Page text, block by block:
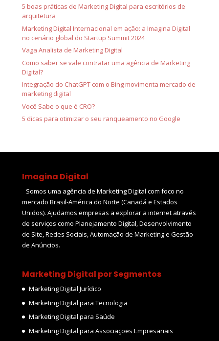
5 boas práticas de Marketing Digital para escritórios de
arquitetura
Marketing Digital Internacional em ação: a Imagina Digital
no cenário global do Startup Summit 2024
Vaga Analista de Marketing Digital
Como saber se vale contratar uma agência de Marketing
Digital?
Integração do ChatGPT com o Bing movimenta mercado de
marketing digital
Você Sabe o que é CRO?
5 dicas para otimizar o seu ranqueamento no Google
Imagina Digital
Somos uma agência de Marketing Digital com foco no
mercado Brasil-América do Norte (Canadá e Estados
Unidos). Ajudamos empresas a explorar a internet através
de serviços como Planejamento Digital, Desenvolvimento
de Site, Redes Sociais, Automação de Marketing e Gestão
de Anúncios.
Marketing Digital por Segmentos
Marketing Digital Jurídico
Marketing Digital para Tecnologia
Marketing Digital para Saúde
Marketing Digital para Associações Empresariais